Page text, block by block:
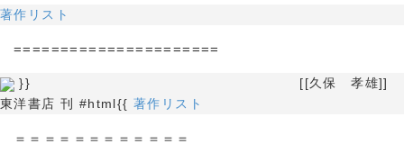
著作リスト
======================
}} [[久保 孝雄]]
東洋書店 刊 #html{{ 著作リスト
＝＝＝＝＝＝＝＝＝＝＝＝